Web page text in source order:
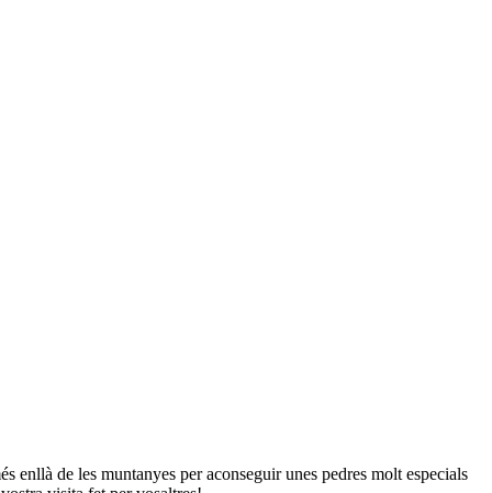
enllà de les muntanyes per aconseguir unes pedres molt especials